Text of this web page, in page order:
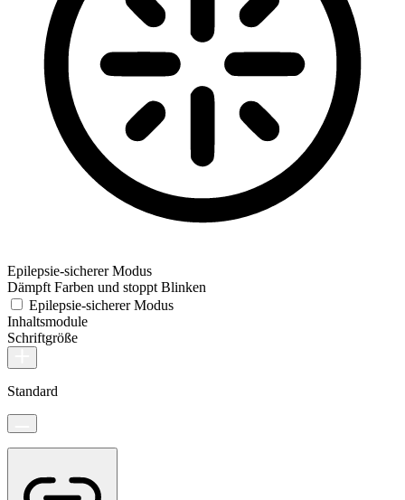
Epilepsie-sicherer Modus
Dämpft Farben und stoppt Blinken
Epilepsie-sicherer Modus
Inhaltsmodule
Schriftgröße
Standard